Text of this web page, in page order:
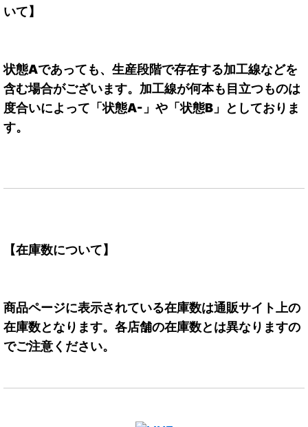
いて】
状態Aであっても、生産段階で存在する加工線などを
含む場合がございます。加工線が何本も目立つものは
度合いによって「状態A-」や「状態B」としておりま
す。
【在庫数について】
商品ページに表示されている在庫数は通販サイト上の
在庫数となります。各店舗の在庫数とは異なりますの
でご注意ください。